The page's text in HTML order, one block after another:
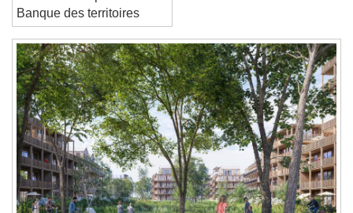
financements pour la
Banque des territoires